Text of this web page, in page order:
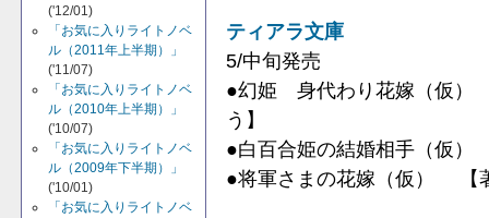
('12/01)
「お気に入りライトノベ
ル（2011年上半期）」
('11/07)
「お気に入りライトノベ
ル（2010年上半期）」
('10/07)
「お気に入りライトノベ
ル（2009年下半期）」
('10/01)
「お気に入りライトノベ
ティアラ文庫
5/中旬発売
●幻姫 身代わり花嫁（仮）
う】
●白百合姫の結婚相手（仮
●将軍さまの花嫁（仮） 【